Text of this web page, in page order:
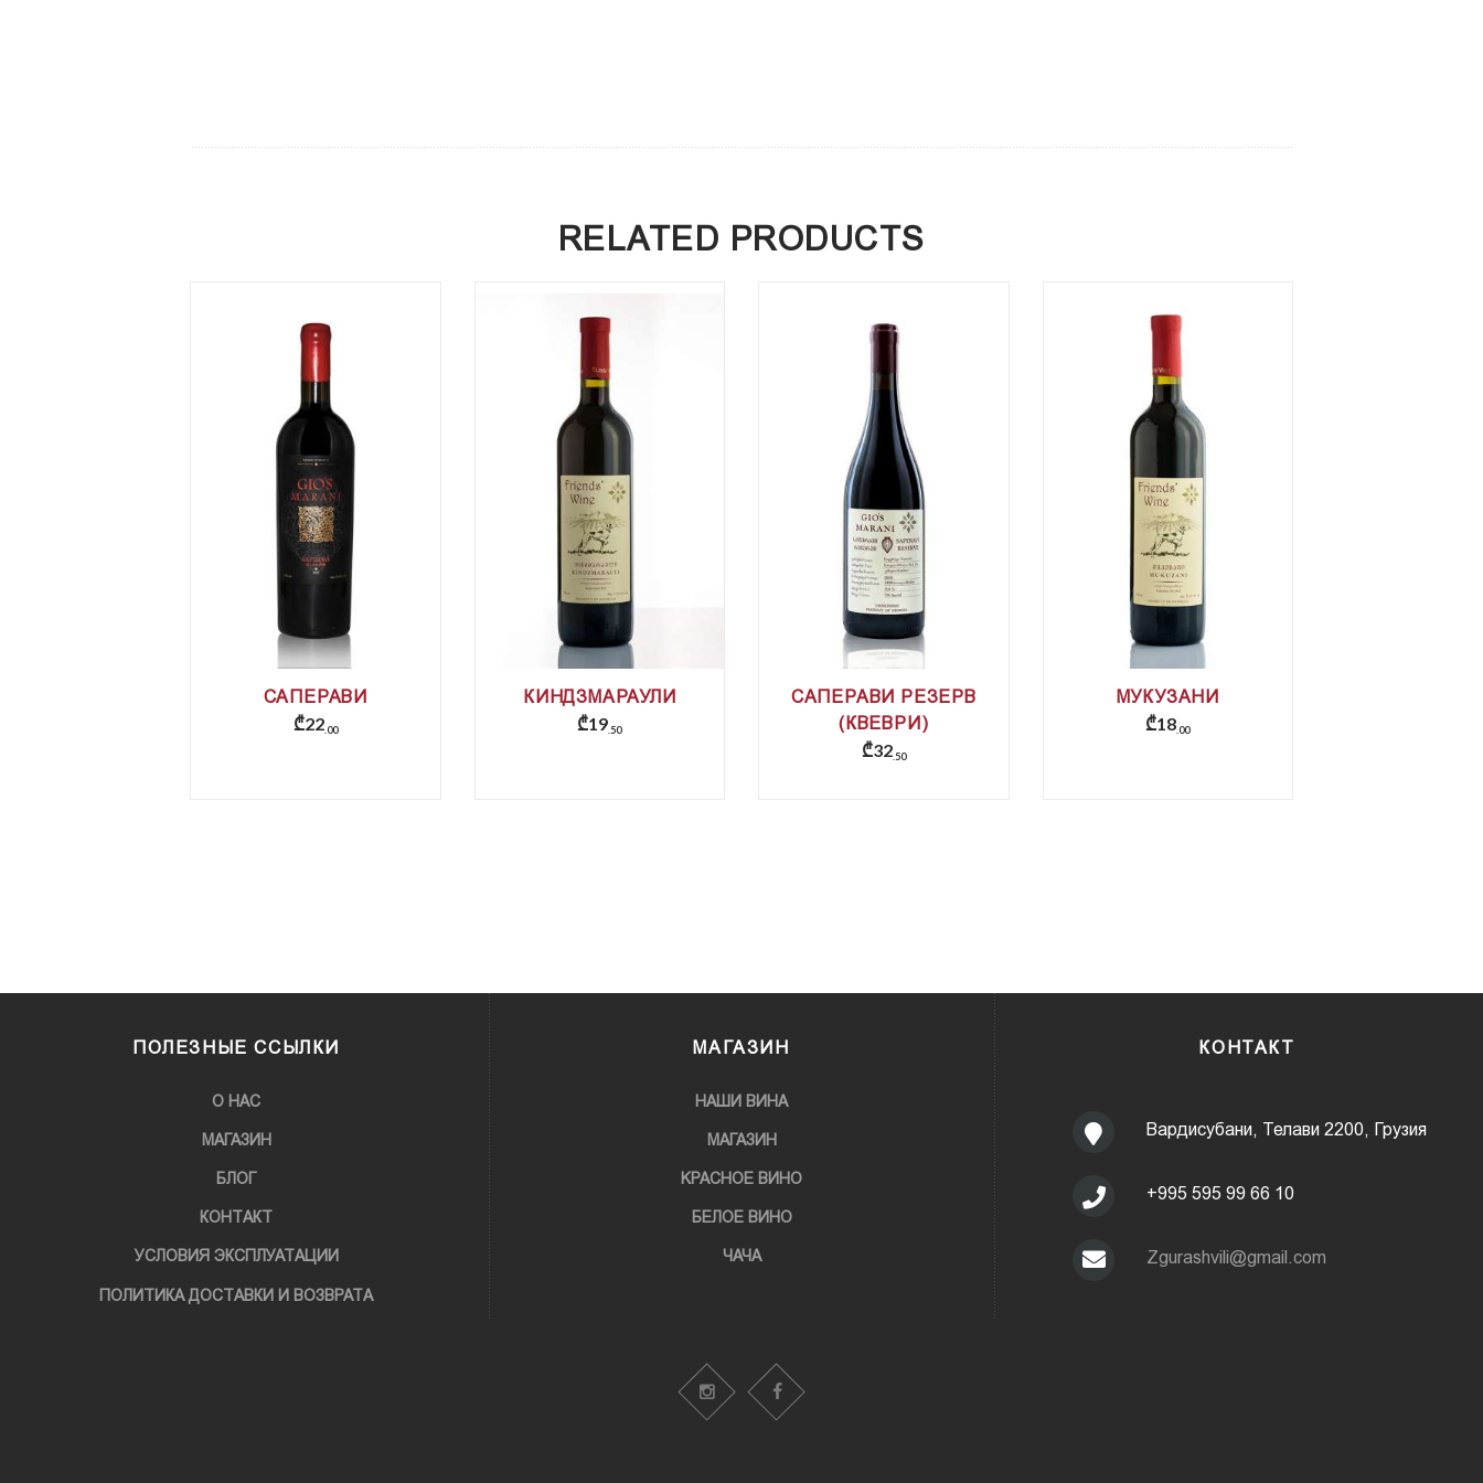
RELATED PRODUCTS
САПЕРАВИ
₾22 00
КИНДЗМАРАУЛИ
₾19 50
САПЕРАВИ РЕЗЕРВ
(КВЕВРИ)
₾32 50
МУКУЗАНИ
₾18 00
ПОЛЕЗНЫЕ ССЫЛКИ
О НАС
МАГАЗИН
БЛОГ
КОНТАКТ
УСЛОВИЯ ЭКСПЛУАТАЦИИ
ПОЛИТИКА ДОСТАВКИ И ВОЗВРАТА
МАГАЗИН
НАШИ ВИНА
МАГАЗИН
KРАСНОЕ ВИНО
БЕЛОЕ ВИНО
ЧАЧА
КОНТАКТ
Вардисубани, Телави 2200, Грузия
+995 595 99 66 10
Zgurashvili@gmail.com